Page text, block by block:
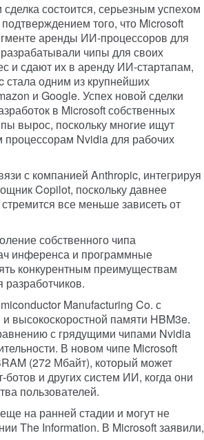
состоится, серьезным успехом
того, что Microsoft
аренды ИИ-процессоров для
чипы для своих
и сдают их в аренду ИИ-стартапам,
одним из крупнейших
и Google. Успех новой сделки
в Microsoft собственных
вырос, поскольку многие ищут
Nvidia для рабочих
с компанией Anthropic, интегрируя
Copilot, поскольку давнее
все меньше зависеть от
собственного чипа
инференса и программные
конкурентным преимуществам
Manufacturing Co. с
высокоскоростной памяти HBM3e.
с грядущими чипами Nvidia
В новом чипе Microsoft
(272 Мбайт), который может
и других систем ИИ, когда они
пользователей.
на ранней стадии и могут не
The Information. В Microsoft заявили,